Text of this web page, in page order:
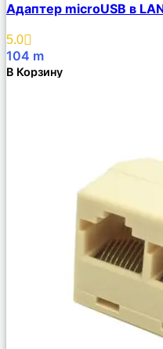
Описание
Избранное
Адаптер microUSB в
5.0
104 m
В Корзину